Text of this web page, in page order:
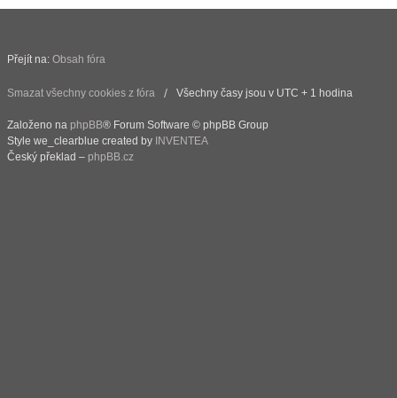
Přejít na: Obsah fóra
Smazat všechny cookies z fóra Všechny časy jsou v UTC + 1 hodina
Založeno na phpBB® Forum Software © phpBB Group
Style we_clearblue created by INVENTEA
Český překlad – phpBB.cz